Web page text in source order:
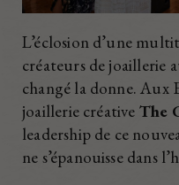
L’éclosion d’une
créateurs de joaillerie
changé la donne. Aux
joaillerie créative The
leadership de ce
ne s’épanouisse dans